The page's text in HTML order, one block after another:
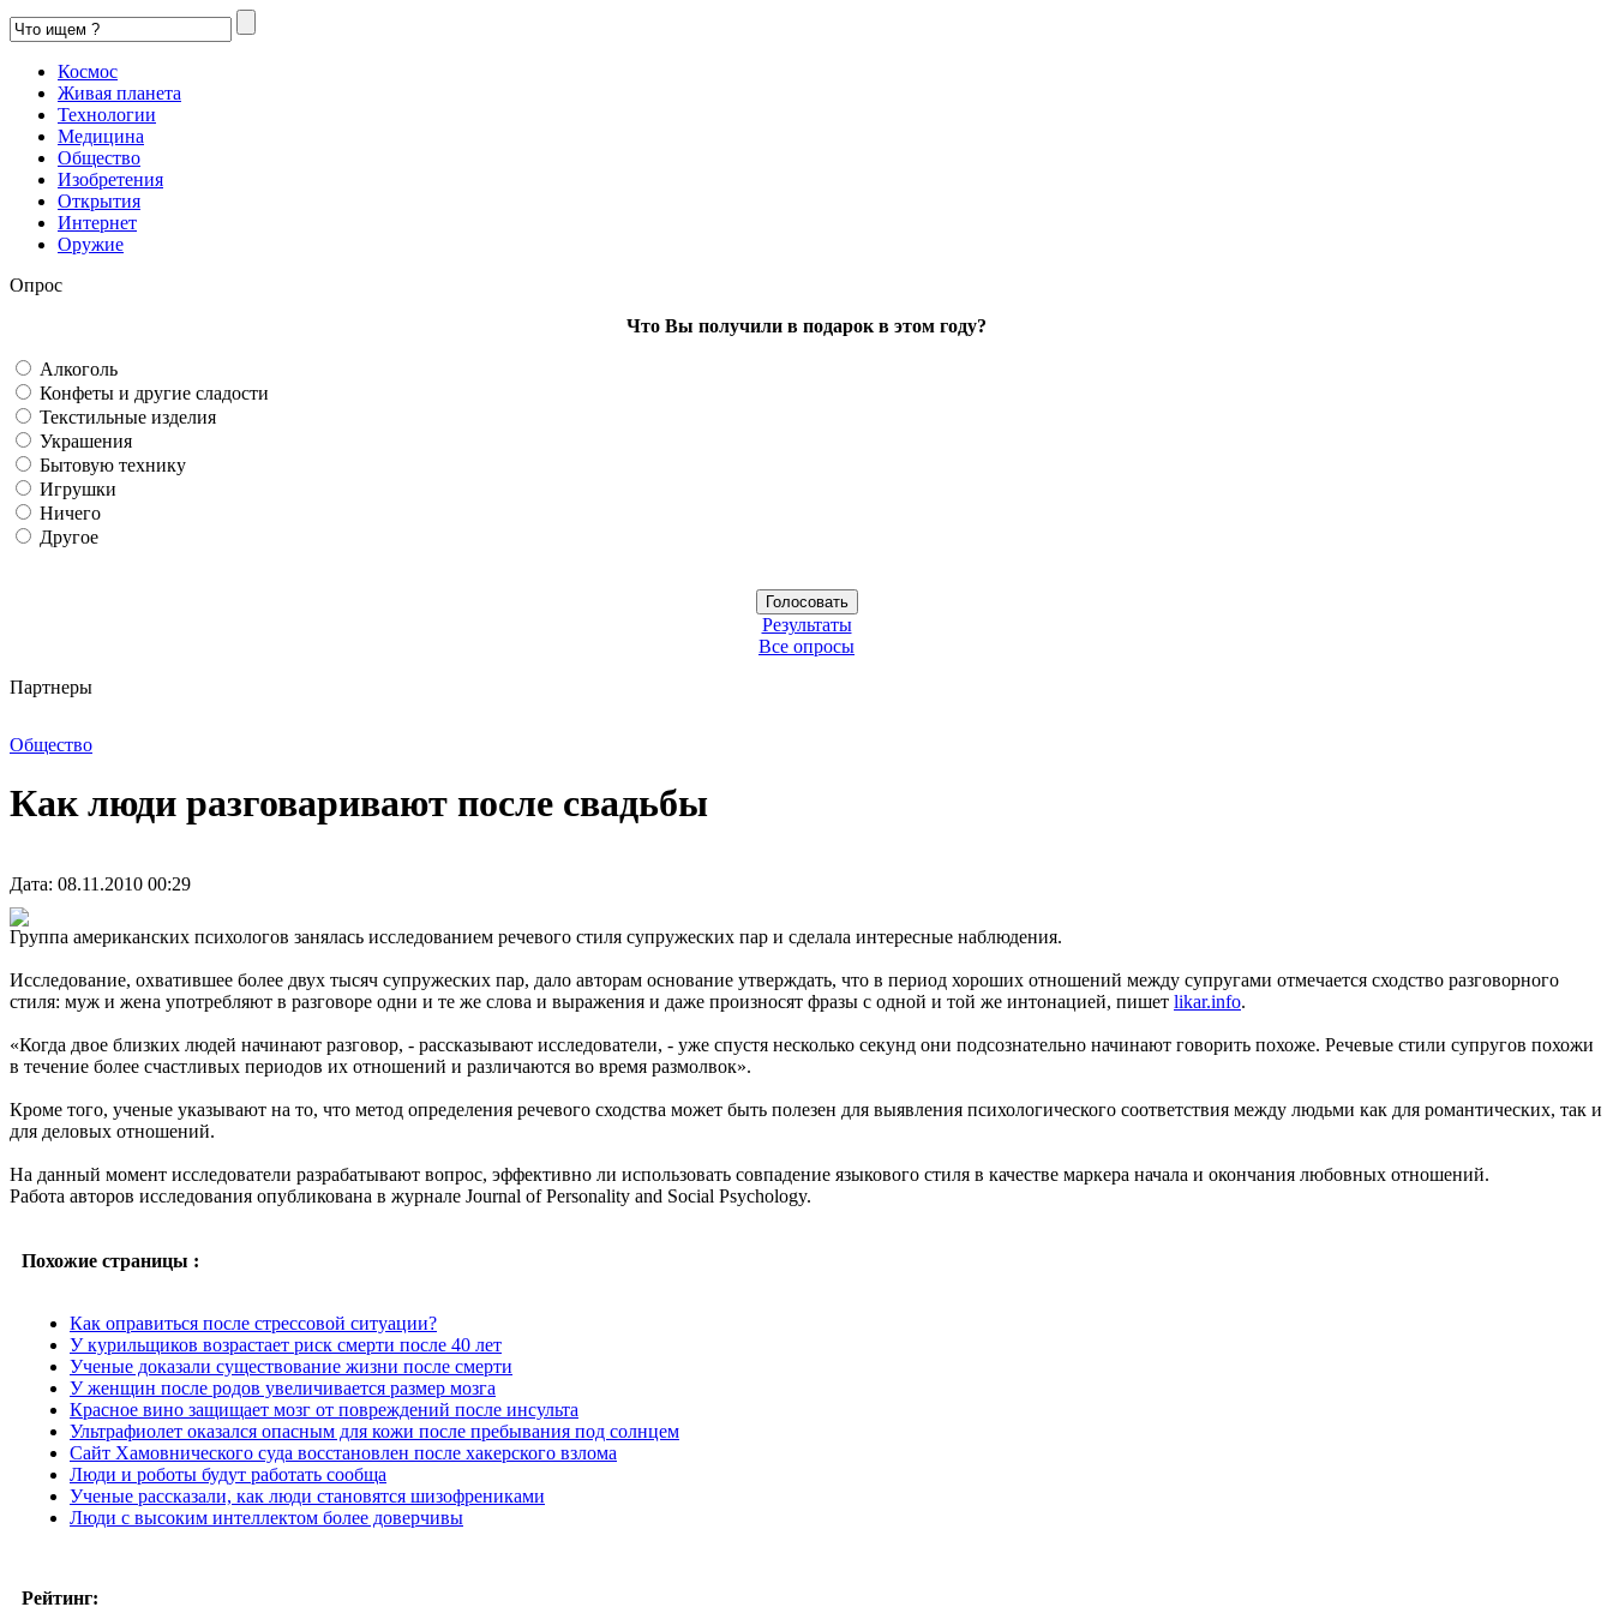
Космос
Живая планета
Технологии
Медицина
Общество
Изобретения
Открытия
Интернет
Оружие
Опрос
Что Вы получили в подарок в этом году?
Алкоголь
Конфеты и другие сладости
Текстильные изделия
Украшения
Бытовую технику
Игрушки
Ничего
Другое
Результаты
Все опросы
Партнеры
Общество
Как люди разговаривают после свадьбы
Дата: 08.11.2010 00:29
Группа американских психологов занялась исследованием речевого стиля супружеских пар и сделала интересные наблюдения.
Исследование, охватившее более двух тысяч супружеских пар, дало авторам основание утверждать, что в период хороших отношений между супругами отмечается сходство разговорного
стиля: муж и жена употребляют в разговоре одни и те же слова и выражения и даже произносят фразы с одной и той же интонацией, пишет likar.info.
«Когда двое близких людей начинают разговор, - рассказывают исследователи, - уже спустя несколько секунд они подсознательно начинают говорить похоже. Речевые стили супругов похожи
в течение более счастливых периодов их отношений и различаются во время размолвок».
Кроме того, ученые указывают на то, что метод определения речевого сходства может быть полезен для выявления психологического соответствия между людьми как для романтических, так и
для деловых отношений.
На данный момент исследователи разрабатывают вопрос, эффективно ли использовать совпадение языкового стиля в качестве маркера начала и окончания любовных отношений.
Работа авторов исследования опубликована в журнале Journal of Personality and Social Psychology.
Похожие страницы :
Как оправиться после стрессовой ситуации?
У курильщиков возрастает риск смерти после 40 лет
Ученые доказали существование жизни после смерти
У женщин после родов увеличивается размер мозга
Красное вино защищает мозг от повреждений после инсульта
Ультрафиолет оказался опасным для кожи после пребывания под солнцем
Сайт Хамовнического суда восстановлен после хакерского взлома
Люди и роботы будут работать сообща
Ученые рассказали, как люди становятся шизофрениками
Люди с высоким интеллектом более доверчивы
Рейтинг: